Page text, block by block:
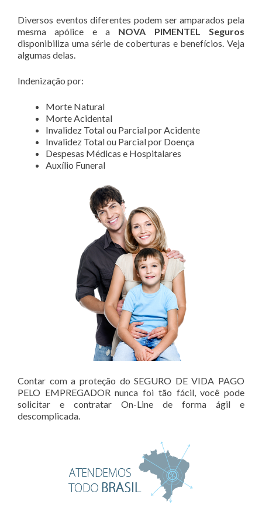
Diversos eventos diferentes podem ser amparados pela
mesma apólice e a NOVA PIMENTEL Seguros
disponibiliza uma série de coberturas e benefícios. Veja
algumas delas.
Indenização por:
Morte Natural
Morte Acidental
Invalidez Total ou Parcial por Acidente
Invalidez Total ou Parcial por Doença
Despesas Médicas e Hospitalares
Auxílio Funeral
Contar com a proteção do SEGURO DE VIDA PAGO
PELO EMPREGADOR nunca foi tão fácil, você pode
solicitar e contratar On-Line de forma ágil e
descomplicada.